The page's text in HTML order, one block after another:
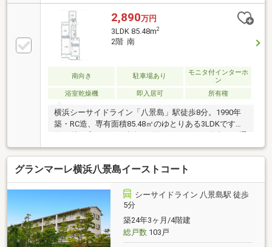
2,890万円
3LDK 85.48m2
2階 南
南向き 駐車場あり
モニタ付インターホ
ン
浴室乾燥機
即入居可 所有権
横浜シーサイドライン「八景島」駅徒歩8分。1990年
築・RC造、専有面積85.48㎡のゆとりある3LDKです。
約18帖の広々LDKに南向き2面バルコニーで陽当り・通
風良好。室内はリノベーション完了済（壁・天井クロ
ス張替、給湯器交換、コンロ交換、シーリング照明設
置、ハウスクリーニング等）ですぐにご入居いただけ
ます。管理は東急コミュニティーによる全部委託で安
心。空室につき即引渡可能。駐車場・駐輪場・バイク
置場あり。海の公園にも近い海辺の住環境をお楽しみ
いただけます。
グランマーレ横浜八景島イーストコート
シーサイドライン 八景島駅 徒歩
5分
築24年3ヶ月/4階建
総戸数103戸